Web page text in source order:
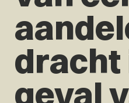
dracht
geval